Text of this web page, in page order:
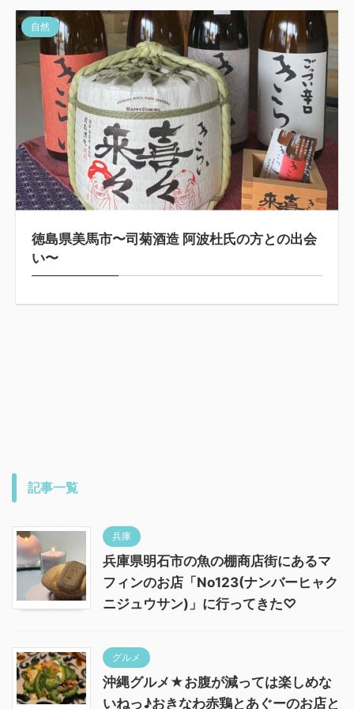
自然
徳島県美馬市〜司菊酒造 阿波杜氏の方との出会
い〜
記事一覧
兵庫
兵庫県明石市の魚の棚商店街にあるマ
フィンのお店「No123(ナンバーヒャク
ニジュウサン)」に行ってきた♡
グルメ
沖縄グルメ★お腹が減っては楽しめな
いねっ♪おきなわ赤鶏とあぐーのお店と